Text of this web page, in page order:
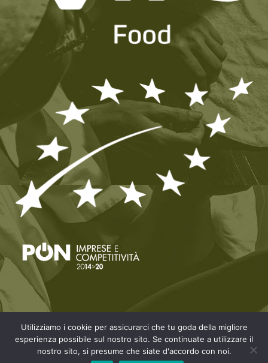
© Copyright Sunalle - Il Vecchio Forno di Fonni. P.Iva 00994220911 | Privacy &
Cookie Policy
Utilizziamo i cookie per assicurarci che tu goda della migliore
esperienza possibile sul nostro sito. Se continuate a utilizzare il
nostro sito, si presume che siate d'accordo con noi.